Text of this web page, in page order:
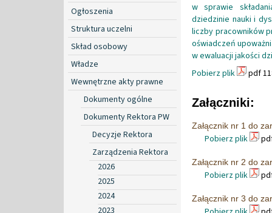
Ogłoszenia
Struktura uczelni
Skład osobowy
Władze
Wewnętrzne akty prawne
Dokumenty ogólne
Dokumenty Rektora PW
Decyzje Rektora
Zarządzenia Rektora
2026
2025
2024
2023
w sprawie
dziedzinie nauki i
liczby pracowników
oświadczeń
w ewaluacji jakości
Pobierz plik
pdf
Załączniki:
Załącznik nr 1 do
Pobierz plik
Załącznik nr 2 do
Pobierz plik
Załącznik nr 3 do